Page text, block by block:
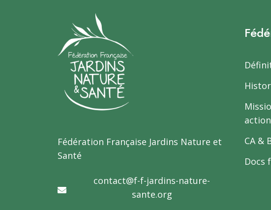
Fédération Française Jardins Nature et
Santé
contact@f-f-jardins-nature-
sante.org
CA &
Docs